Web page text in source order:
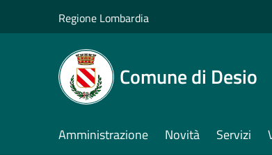
Regione Lombardia
Comune di Desio
Amministrazione Novità Servizi